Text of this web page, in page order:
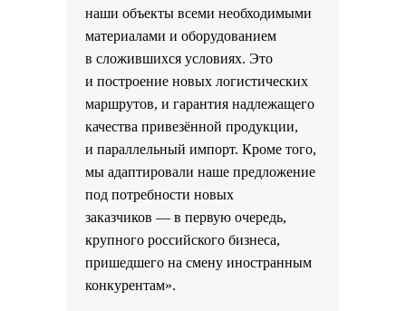
наши объекты всеми необходимыми
материалами и оборудованием
в сложившихся условиях. Это
и построение новых логистических
маршрутов, и гарантия надлежащего
качества привезённой продукции,
и параллельный импорт. Кроме того,
мы адаптировали наше предложение
под потребности новых
заказчиков — в первую очередь,
крупного российского бизнеса,
пришедшего на смену иностранным
конкурентам».